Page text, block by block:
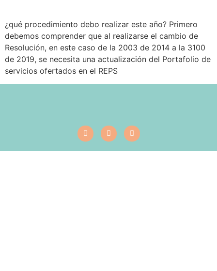
¿qué procedimiento debo realizar este año? Primero
debemos comprender que al realizarse el cambio de
Resolución, en este caso de la 2003 de 2014 a la 3100
de 2019, se necesita una actualización del Portafolio de
servicios ofertados en el REPS